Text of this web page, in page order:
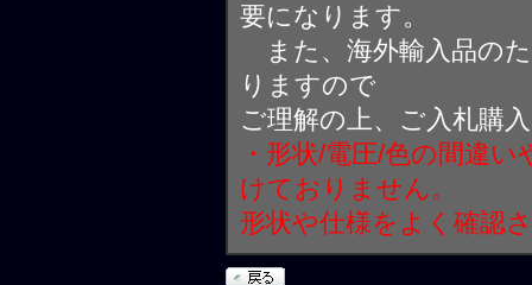
要になります。
また、海外輸入品の
りますので
ご理解の上、ご入札購
・形状/電圧/色の間違
けておりません。
形状や仕様をよく確認